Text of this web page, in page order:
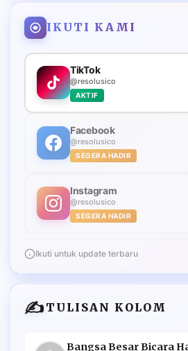
IKUTI KAMI
TikTok
@resolusico
AKTIF
Facebook
@resolusico
SEGERA HADIR
Instagram
@resolusico
SEGERA HADIR
Ikuti untuk update terbaru
✍️TULISAN KOLOM
Bangsa Besar Bicara